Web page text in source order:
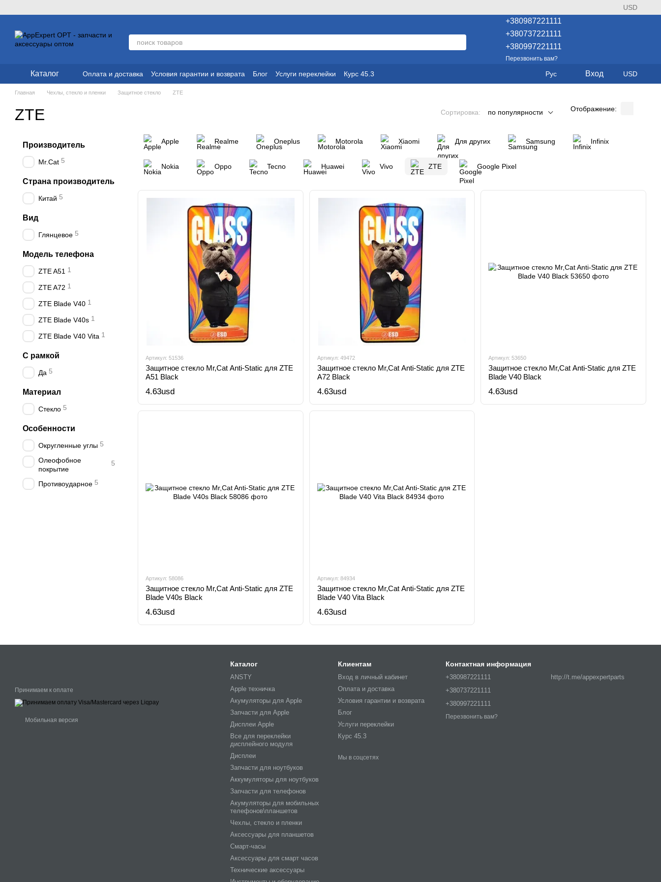
USD
+380987221111
+380737221111
+380997221111
Перезвонить вам?
Каталог Оплата и доставка Условия гарантии и возврата Блог Услуги переклейки Курс 45.3 Рус Вход USD
Главная Чехлы, стекло и пленки Защитное стекло ZTE
ZTE Сортировка: по популярности Отображение:
Apple Realme Oneplus Motorola Xiaomi Для других Samsung Infinix
Nokia Oppo Tecno Huawei Vivo ZTE Google Pixel
Артикул: 51536
Защитное стекло Mr,Cat Anti-Static для ZTE
A51 Black
4.63usd
Артикул: 49472
Защитное стекло Mr,Cat Anti-Static для ZTE
A72 Black
4.63usd
Артикул: 53650
Защитное стекло Mr,Cat Anti-Static для ZTE
Blade V40 Black
4.63usd
Артикул: 58086
Защитное стекло Mr,Cat Anti-Static для ZTE
Blade V40s Black
4.63usd
Артикул: 84934
Защитное стекло Mr,Cat Anti-Static для ZTE
Blade V40 Vita Black
4.63usd
Производитель
Mr.Cat 5
Страна производитель
Китай 5
Вид
Глянцевое 5
Модель телефона
ZTE A51 1
ZTE A72 1
ZTE Blade V40 1
ZTE Blade V40s 1
ZTE Blade V40 Vita 1
С рамкой
Да 5
Материал
Стекло 5
Особенности
Округленные углы 5
Олеофобное
покрытие
5
Противоударное 5
Принимаем к оплате
Мобильная версия
Каталог
ANSTY
Apple техничка
Акумуляторы для Apple
Запчасти для Apple
Дисплеи Apple
Все для переклейки
дисплейного модуля
Дисплеи
Запчасти для ноутбуков
Аккумуляторы для ноутбуков
Запчасти для телефонов
Акумуляторы для мобильных
телефонов\планшетов
Чехлы, стекло и пленки
Аксессуары для планшетов
Смарт-часы
Аксессуары для смарт часов
Технические аксессуары
Клиентам
Вход в личный кабинет
Оплата и доставка
Условия гарантии и возврата
Блог
Услуги переклейки
Курс 45.3
Мы в соцсетях
Контактная информация
+380987221111
+380737221111
+380997221111
Перезвонить вам?
http://t.me/appexpertparts